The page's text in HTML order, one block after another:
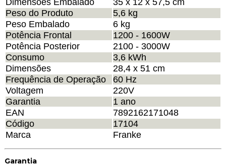
Peso do Produto
5,6 kg
Peso Embalado
6 kg
Potência Frontal
1200 - 1600W
Potência Posterior
2100 - 3000W
Consumo
3,6 kWh
Dimensões
28,4 x 51 cm
Frequência de Operação
60 Hz
Voltagem
220V
Garantia
1 ano
EAN
7892162171048
Código
17104
Marca
Franke
Garantia